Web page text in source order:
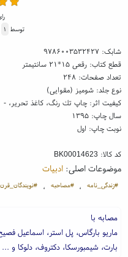
توسط ۱
شابک: ۹۷۸۶۰۰۳۵۳۲۴۲۷
قطع کتاب: رقعی ۱۵*۲۱ سانتیمتر
تعداد صفحات: ۲۴۸
نوع جلد: شومیز (مقوایی)
کیفیت اثر: چاپ تك رنگ، کاغذ تحریر، -
سال چاپ: ۱۳۹۵
نوبت چاپ: اول
کد کالا: BK00014623
موضوعات اصلی:ادبیات
#زندگی_نامه ، #مصاحبه ،
مصابه با
ماریو بارگاس، پل استر، اسماعیل
بارت، شیمبورسکا، دکتروف، دلوکا و ...